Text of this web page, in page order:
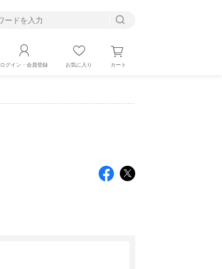
ログイン・会員登録 お気に入り カート